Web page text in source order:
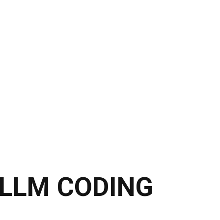
CODING